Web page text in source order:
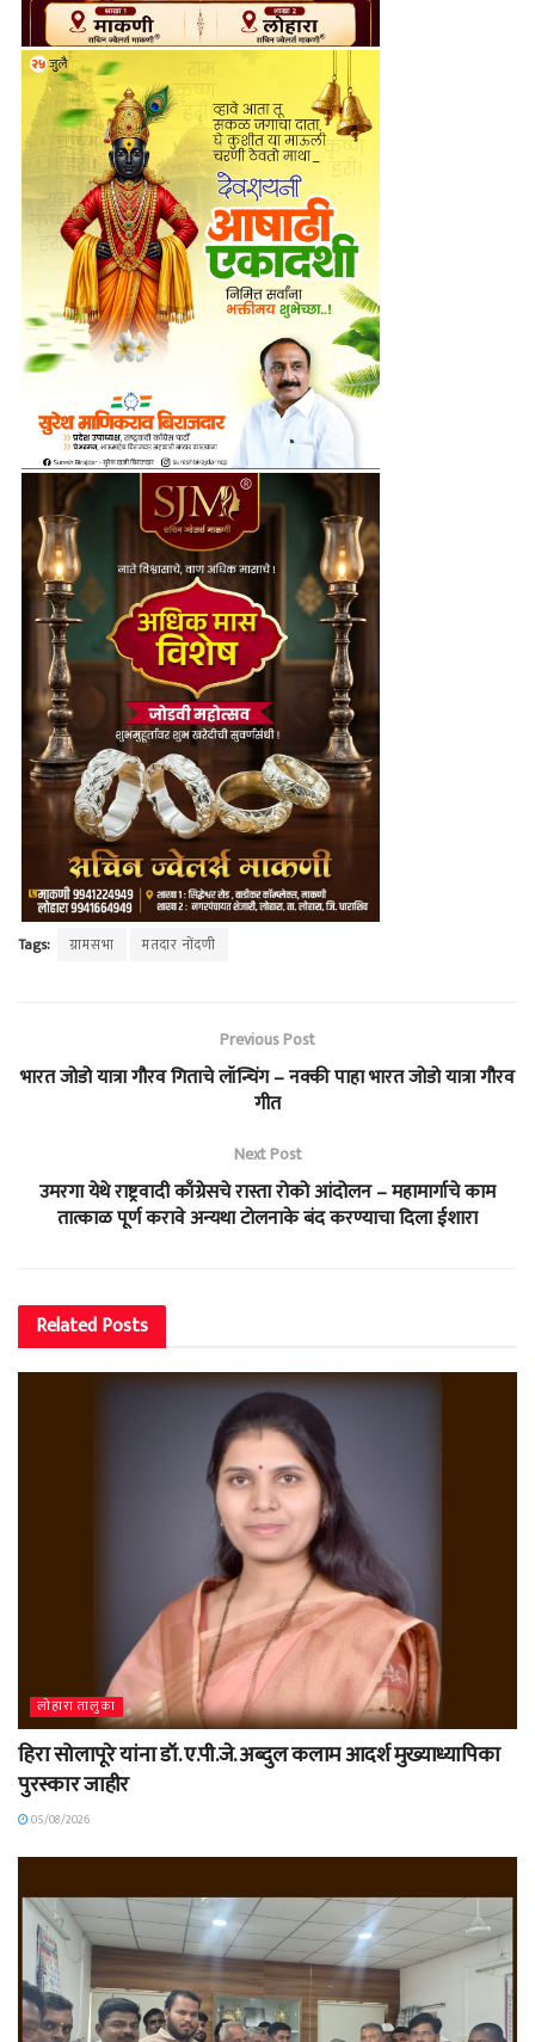
Tags: ग्रामसभा मतदार नोंदणी
Previous Post
भारत जोडो यात्रा गौरव गिताचे लॉन्चिंग – नक्की पाहा भारत जोडो यात्रा गौरव
गीत
Next Post
उमरगा येथे राष्ट्रवादी काँग्रेसचे रास्ता रोको आंदोलन – महामार्गाचे काम
तात्काळ पूर्ण करावे अन्यथा टोलनाके बंद करण्याचा दिला ईशारा
RelatedPosts
लोहारा तालुका
हिरा सोलापूरे यांना डॉ. ए.पी.जे. अब्दुल कलाम आदर्श मुख्याध्यापिका
पुरस्कार जाहीर
05/08/2026